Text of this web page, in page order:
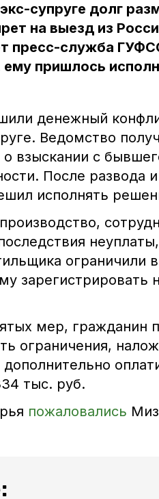
супруге долг
на выезд из
пресс-служба
ему пришлось
денежный
Ведомство
взыскании с
После развода
исполнять
ограничили
зарегистрировать
мер, гражданин
ограничения,
тыс. руб.
пожаловались